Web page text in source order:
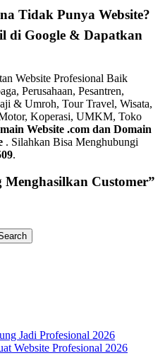
Tidak Punya Website?
di Google & Dapatkan
Website Profesional Baik
Perusahaan, Pesantren,
& Umroh, Tour Travel, Wisata,
Koperasi, UMKM, Toko
Website .com dan Domain
. Silahkan Bisa Menghubungi
.
Menghasilkan Customer”
Jadi Profesional 2026
Website Profesional 2026